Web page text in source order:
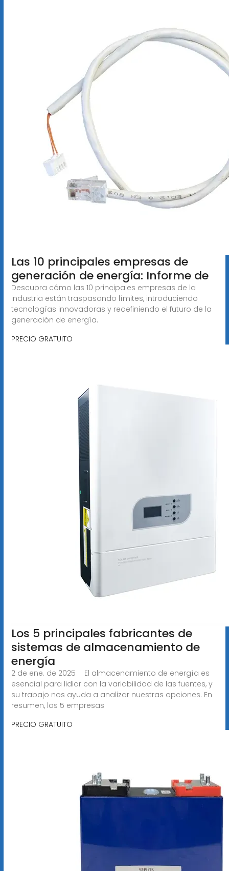
Las 10 principales empresas de
generación de energía: Informe de
Descubra cómo las 10 principales empresas de la
industria están traspasando límites, introduciendo
tecnologías innovadoras y redefiniendo el futuro de la
generación de energía.
PRECIO GRATUITO
Los 5 principales fabricantes de
sistemas de almacenamiento de
energía
2 de ene. de 2025 · El almacenamiento de energía es
esencial para lidiar con la variabilidad de las fuentes, y
su trabajo nos ayuda a analizar nuestras opciones. En
resumen, las 5 empresas
PRECIO GRATUITO